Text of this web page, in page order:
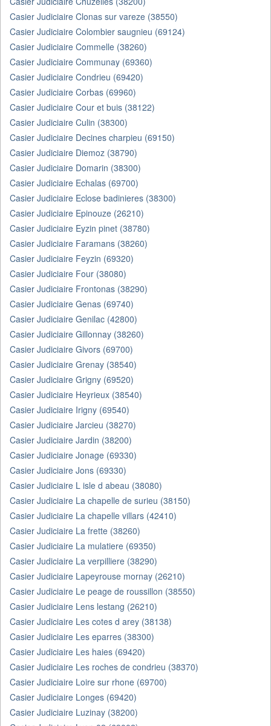
Casier Judiciaire Clonas sur vareze (38550)
Casier Judiciaire Colombier saugnieu (69124)
Casier Judiciaire Commelle (38260)
Casier Judiciaire Communay (69360)
Casier Judiciaire Condrieu (69420)
Casier Judiciaire Corbas (69960)
Casier Judiciaire Cour et buis (38122)
Casier Judiciaire Culin (38300)
Casier Judiciaire Decines charpieu (69150)
Casier Judiciaire Diemoz (38790)
Casier Judiciaire Domarin (38300)
Casier Judiciaire Echalas (69700)
Casier Judiciaire Eclose badinieres (38300)
Casier Judiciaire Epinouze (26210)
Casier Judiciaire Eyzin pinet (38780)
Casier Judiciaire Faramans (38260)
Casier Judiciaire Feyzin (69320)
Casier Judiciaire Four (38080)
Casier Judiciaire Frontonas (38290)
Casier Judiciaire Genas (69740)
Casier Judiciaire Genilac (42800)
Casier Judiciaire Gillonnay (38260)
Casier Judiciaire Givors (69700)
Casier Judiciaire Grenay (38540)
Casier Judiciaire Grigny (69520)
Casier Judiciaire Heyrieux (38540)
Casier Judiciaire Irigny (69540)
Casier Judiciaire Jarcieu (38270)
Casier Judiciaire Jardin (38200)
Casier Judiciaire Jonage (69330)
Casier Judiciaire Jons (69330)
Casier Judiciaire L isle d abeau (38080)
Casier Judiciaire La chapelle de surieu (38150)
Casier Judiciaire La chapelle villars (42410)
Casier Judiciaire La frette (38260)
Casier Judiciaire La mulatiere (69350)
Casier Judiciaire La verpilliere (38290)
Casier Judiciaire Lapeyrouse mornay (26210)
Casier Judiciaire Le peage de roussillon (38550)
Casier Judiciaire Lens lestang (26210)
Casier Judiciaire Les cotes d arey (38138)
Casier Judiciaire Les eparres (38300)
Casier Judiciaire Les haies (69420)
Casier Judiciaire Les roches de condrieu (38370)
Casier Judiciaire Loire sur rhone (69700)
Casier Judiciaire Longes (69420)
Casier Judiciaire Luzinay (38200)